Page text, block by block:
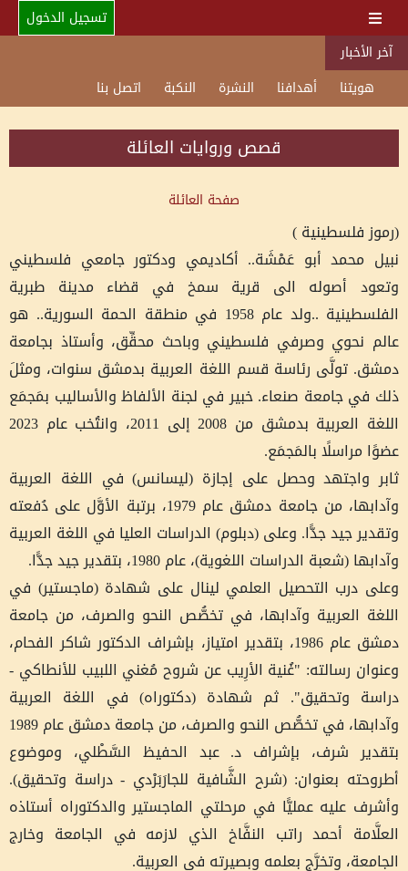
تسجيل الدخول
آخر الأخبار
هويتنا
أهدافنا النشرة النكبة اتصل بنا
قصص وروايات العائلة
صفحة العائلة
(رموز فلسطينية )
نبيل محمد أبو عَمْشَة.. أكاديمي ودكتور جامعي فلسطيني
وتعود أصوله الى قرية سمخ في قضاء مدينة طبرية
الفلسطينية ..ولد عام 1958 في منطقة الحمة السورية.. هو
عالم نحوي وصرفي فلسطيني وباحث محقِّق، وأستاذ بجامعة
دمشق. تولَّى رئاسة قسم اللغة العربية بدمشق سنوات، ومثلَ
ذلك في جامعة صنعاء. خبير في لجنة الألفاظ والأساليب بمَجمَع
اللغة العربية بدمشق من 2008 إلى 2011، وانتُخب عام 2023
عضوًا مراسلًا بالمَجمَع.
ثابر واجتهد وحصل على إجازة (ليسانس) في اللغة العربية
وآدابها، من جامعة دمشق عام 1979، برتبة الأوَّل على دُفعته
وتقدير جيد جدًّا. وعلى (دبلوم) الدراسات العليا في اللغة العربية
وآدابها (شعبة الدراسات اللغوية)، عام 1980، بتقدير جيد جدًّا.
وعلى درب التحصيل العلمي لينال على شهادة (ماجستير) في
اللغة العربية وآدابها، في تخصُّص النحو والصرف، من جامعة
دمشق عام 1986، بتقدير امتياز، بإشراف الدكتور شاكر الفحام،
وعنوان رسالته: "غُنية الأرِيب عن شروح مُغني اللبيب للأنطاكي -
دراسة وتحقيق". ثم شهادة (دكتوراه) في اللغة العربية
وآدابها، في تخصُّص النحو والصرف، من جامعة دمشق عام 1989
بتقدير شرف، بإشراف د. عبد الحفيظ السَّطْلي، وموضوع
أطروحته بعنوان: (شرح الشَّافية للجارَبَرْدي - دراسة وتحقيق).
وأشرف عليه عمليًّا في مرحلتي الماجستير والدكتوراه أستاذه
العلَّامة أحمد راتب النفَّاخ الذي لازمه في الجامعة وخارج
الجامعة، وتخرَّج بعلمه وبصيرته في العربية.